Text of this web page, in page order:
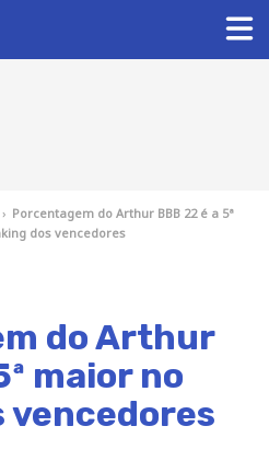
› Porcentagem do Arthur BBB 22 é a 5ª
dos vencedores
do Arthur
maior no
vencedores